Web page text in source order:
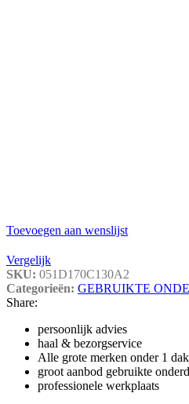
Toevoegen aan wenslijst
Vergelijk
SKU: 051D170C130A2
Categorieën: GEBRUIKTE
Share:
persoonlijk advies
haal & bezorgservice
Alle grote merken onder 1 dak
groot aanbod gebruikte
professionele werkplaats